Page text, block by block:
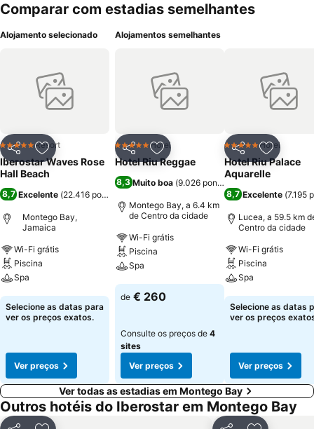
aquático e uma piscina panorâmica, piscina infantil, lojas, sala de
sol, massagens e Spa. Os quartos possuem ar condicionado,
ou kingsize e Wc com duche ou banheira.Possui 1 bar e 6
restaurantes, o melhor da cozinha internacional no restaurante
principal com buffet e deliciosas especialidades, restaurantes
bifes.Várias actividades desportivas: ginástica, pólo aquático,
aeróbica, voleibol de praia, ténis de mesa, aulas de dança e
espanhol, bilhar/snooker, tiro com arco, vela, caiaque, golfe,
mergulho e catamarã. Outras comodidades: espaços para
conferências, acesso à Internet, serviço de lavandaria e parque de
estacionamento.
Comparar com estadias semelhantes
Alojamento selecionado
PartilharAdicionar aos favoritos
5 EstrelasResort
Iberostar Waves Rose
Hall Beach
8,7 Excelente (22.416 pontuações
Montego Bay,
Jamaica
Wi-Fi grátis
Piscina
Spa
Ver preços
Selecione as datas para
ver os preços exatos.
Ver preços
Alojamentos semelhantes
PartilharAdicionar aos favoritos
5 EstrelasHotel
Hotel Riu Reggae
8,3Muito boa (9.026 pontuações
Montego Bay, a 6.4 km
de Centro da cidade
Wi-Fi grátis
Piscina
Spa
Ver preços
de € 260
Consulte os preços de 4
sites
Ver preços
Partilhar
5 EstrelasHotel
Hotel Riu Palace
Aquarelle
8,7 Excelente (7.195
Lucea, a 59.5 km
Centro da cidade
Wi-Fi grátis
Piscina
Spa
Ver preços
Selecione as datas
ver os preços
Ver preços
Ver todas as estadias em Montego Bay
Outros hotéis do Iberostar em Montego Bay